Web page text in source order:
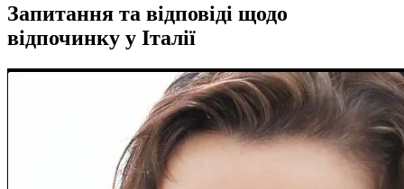
Запитання та відповіді щодо
відпочинку у Італії